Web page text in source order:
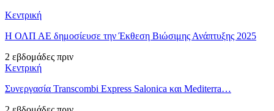
Κεντρική
Η ΟΛΠ ΑΕ δημοσίευσε την Έκθεση Βιώσιμης Ανάπτυξης 2025
2 εβδομάδες πριν
Κεντρική
Συνεργασία Transcombi Express Salonica και Mediterra…